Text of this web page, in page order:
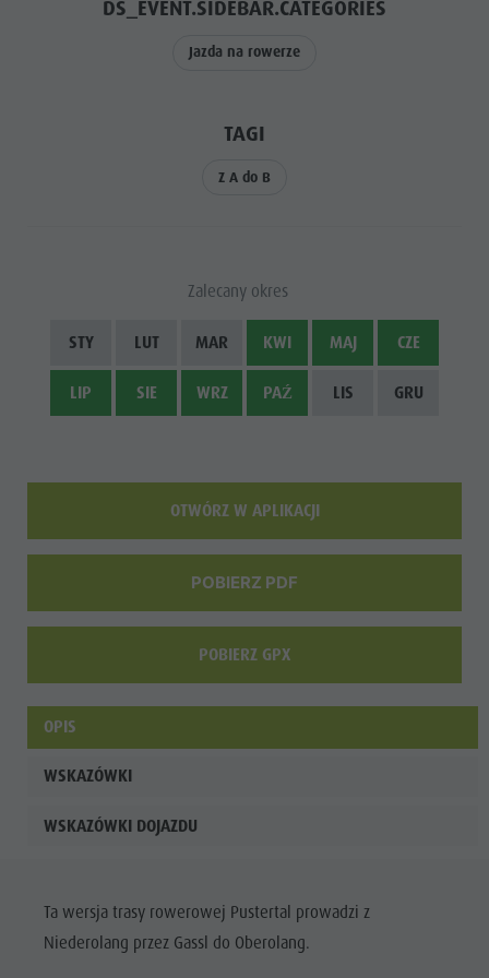
DS_EVENT.SIDEBAR.CATEGORIES
Jazda na rowerze
TAGI
Z A do B
Zalecany okres
STY LUT MAR KWI MAJ CZE
LIP SIE WRZ PAŹ LIS GRU
OTWÓRZ W APLIKACJI
POBIERZ PDF
POBIERZ GPX
OPIS
WSKAZÓWKI
WSKAZÓWKI DOJAZDU
Ta wersja trasy rowerowej Pustertal prowadzi z
Niederolang przez Gassl do Oberolang.